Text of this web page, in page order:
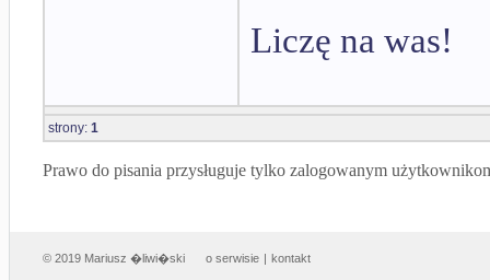
Liczę na was!
strony: 1
Prawo do pisania przysługuje tylko zalogowanym
© 2019 Mariusz �liwi�ski o serwisie | kontakt